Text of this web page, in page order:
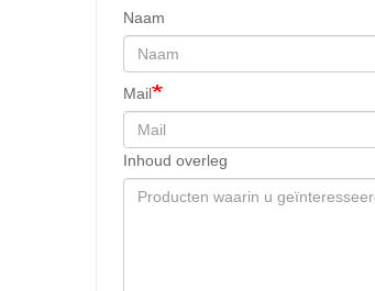
Naam
Mail
Inhoud overleg